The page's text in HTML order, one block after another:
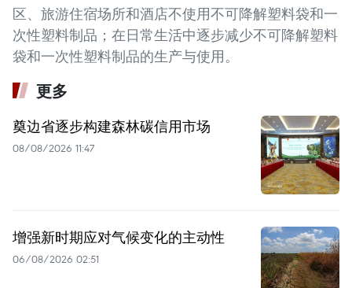
区、旅游住宿场所和酒店不使用不可降解塑料袋和一
次性塑料制品；在日常生活中逐步减少不可降解塑料
袋和一次性塑料制品的生产与使用。
更多
奠边省逐步构建森林碳信用市场
08/08/2026 11:47
增强新时期应对气候变化的主动性
06/08/2026 02:51